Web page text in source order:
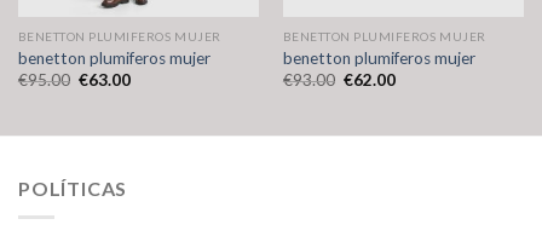
BENETTON PLUMIFEROS MUJER
benetton plumiferos mujer
€95.00 €63.00
BENETTON PLUMIFEROS MUJER
benetton plumiferos mujer
€93.00 €62.00
POLÍTICAS